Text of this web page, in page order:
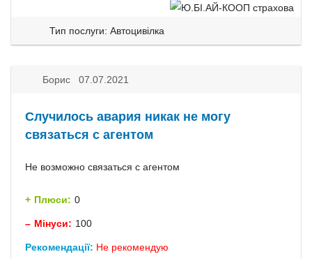
Тип послуги: Автоцивілка
Борис 07.07.2021
Случилось авария никак не могу
связаться с агентом
Не возможно связаться с агентом
Плюси: 0
Мінуси: 100
Рекомендації: Не рекомендую